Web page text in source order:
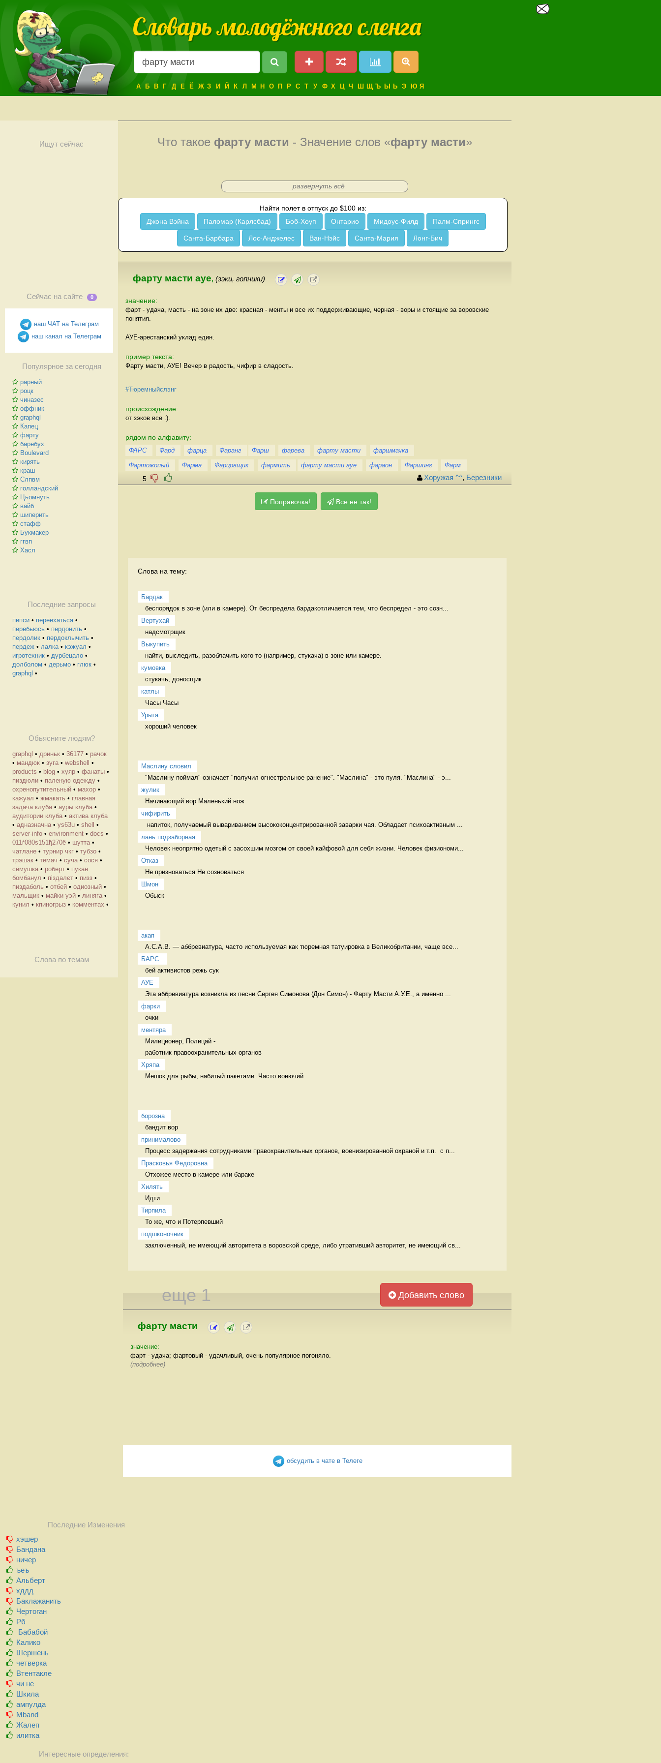
Словарь молодёжного сленга
А Б В Г Д Е Ё Ж З И Й К Л М Н О П Р С Т У Ф Х Ц Ч Ш Щ Ъ Ы Ь Э Ю Я
Ищут сейчас
Сейчас на сайте 0
наш ЧАТ на Телеграм
наш канал на Телеграм
Популярное за сегодня
рарный
роцк
чиназес
оффник
graphql
Капец
фарту
баребух
Boulevard
кирять
краш
Слпвм
голландский
Цьомнуть
вайб
шиперить
стафф
Букмакер
ггвп
Хасл
Последние запросы
пипси • переехаться •
перебьюсь • пердонить •
пердолик • пердоклычить •
пердеж • лалка• кэжуал •
игротехник • дурбецало •
долболом • дерьмо • глюк •
graphql •
Обьясните людям?
graphql • дриньк • 36177 • рачок
• мандюк • зуга • webshell
•
products • blog • хуяр • фанаты •
пиздюли • паленую одежду •
охренопутительный • махор •
кажуал • жмакать • главная
задача клуба • ауры клуба •
аудитории клуба • актива клуба
• адназначна • ys63u • shell
•
server-info • environment • docs •
011ѓ080ѕ151ђ270ё • шутта •
чатлане • турнир чкг • тубзо •
трэшак • темач • суча • сося •
сёмушка • роберт • пукан
бомбанул • піздалєт • пизз •
пиздаболь • отбей • одиозный •
мальщик • майки уэй • линяга •
кунил • кпиногрыз • комментах •
Слова по темам
Что такое фарту масти - Значение слов «фарту масти»
развернуть всё
Найти полет в отпуск до $100 из:
Джона Вэйна
Паломар (Карлсбад) Боб-Хоуп Онтарио Мидоус-Филд Палм-Спрингс
Санта-Барбара Лос-Анджелес Ван-Нэйс Санта-Мария Лонг-Бич
фарту масти ауе, (зэки, гопники)
значение:
фарт - удача, масть - на зоне их две: красная - менты и все их поддерживающие, черная - воры и стоящие за воровские
понятия.
АУЕ-арестанский уклад един.
пример текста:
Фарту масти, АУЕ! Вечер в радость, чифир в сладость.
#Тюремныйслэнг
происхождение:
от зэков все :).
рядом по алфавиту:
ФАРС Фард фарца Фаранг Фарш фарева фарту масти
фаршмачка
Фартожопый
Фарма Фарцовщик фармить фарту масти ауе фараон Фаршинг Фарм
5 Хоружая ^^, Березники
Поправочка! Все не так!
Слова на тему:
Бардак
беспорядок в зоне (или в камере). От беспредела бардакотличается тем, что беспредел - это созн...
Вертухай
надсмотрщик
Выкупить
найти, выследить, разоблачить кого-то (например, стукача) в зоне или камере.
кумовка
стукачь, доносщик
катлы
Часы Часы
Урыга
хороший человек
Маслину словил
"Маслину поймал" означает "получил огнестрельное ранение". "Маслина" - это пуля. "Маслина" - э...
жулик
Начинающий вор Маленький нож
чифирить
напиток, получаемый вывариванием высококонцентрированной заварки чая. Обладает психоактивным ...
лань подзаборная
Человек неопрятно одетый с засохшим мозгом от своей кайфовой для себя жизни. Человек физиономи...
Отказ
Не призноваться Не созноваться
Шмон
Обыск
акап
A.C.A.B. — аббревиатура, часто используемая как тюремная татуировка в Великобритании, чаще все...
БАРС
бей активистов режь сук
АУЕ
Эта аббревиатура возникла из песни Сергея Симонова (Дон Симон) - Фарту Масти А.У.Е., а именно ...
фарки
очки
ментяра
Милиционер, Полицай -
работник правоохранительных органов
Хряпа
Мешок для рыбы, набитый пакетами. Часто вонючий.
борозна
бандит вор
принималово
Процесс задержания сотрудниками правохранительных органов, военизированной охраной и т.п.  с п...
Прасковья Федоровна
Отхожее место в камере или бараке
Хилять
Идти
Тирпила
То же, что и Потерпевший
подшконочник
заключенный, не имеющий авторитета в воровской среде, либо утративший авторитет, не имеющий св...
еще 1 Добавить слово
фарту масти
значение:
фарт - удача; фартовый - удачливый, очень популярное погоняло.
(подробнее)
обсудить в чате в Телеге
Последние Изменения
хэшер
Бандана
ничер
ъеъ
Альберт
хддд
Баклажанить
Чертоган
Рб
Бабабой
Калико
Шершень
четверка
Втентакле
чи не
Шкила
ампулда
Mband
Жалеп
илитка
Интересные определения: